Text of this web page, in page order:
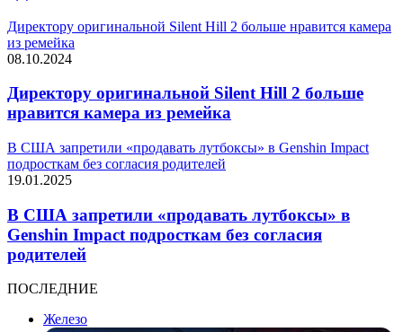
Директору оригинальной Silent Hill 2 больше нравится камера
из ремейка
08.10.2024
Директору оригинальной Silent Hill 2 больше
нравится камера из ремейка
В США запретили «продавать лутбоксы» в Genshin Impact
подросткам без согласия родителей
19.01.2025
В США запретили «продавать лутбоксы» в
Genshin Impact подросткам без согласия
родителей
ПОСЛЕДНИЕ
Железо